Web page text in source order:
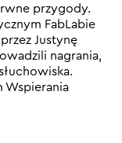
przygody.
FabLabie
Justynę
nagrania,
Wspierania